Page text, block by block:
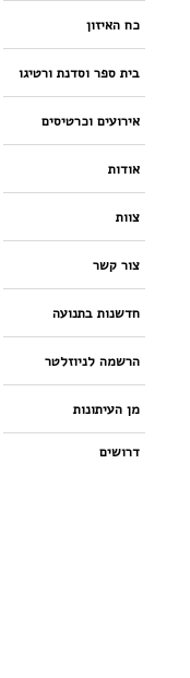
כח האיזון
בית ספר וסדנת ורטיגו
אירועים וכרטיסים
אודות
צוות
צור קשר
חדשנות בתנועה
הרשמה לניוזלטר
מן העיתונות
דרושים